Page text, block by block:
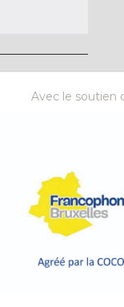
Avec le soutien